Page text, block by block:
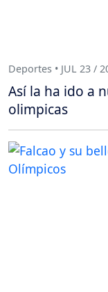
Deportes • JUL 23 /
Así la ha ido a
olimpicas